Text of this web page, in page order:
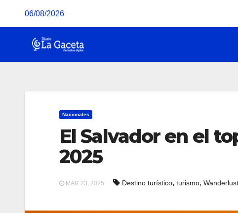
06/08/2026
Nacionales
El Salvador en el
2025
MAR 23, 2025 Destino turístico, turismo,